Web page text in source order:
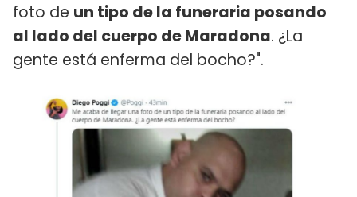
foto de un tipo de la funeraria posando
al lado del cuerpo de Maradona. ¿La
gente está enferma del bocho?".